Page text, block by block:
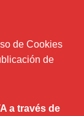
de Cookies
de
a través de